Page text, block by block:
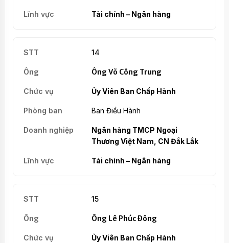
Tài chính – Ngân hàng
14
Ông Võ Công Trung
Ủy Viên Ban Chấp Hành
Ban Điều Hành
Ngân hàng TMCP Ngoại
Thương Việt Nam, CN Đắk Lắk
Tài chính – Ngân hàng
15
Ông Lê Phúc Đông
Ủy Viên Ban Chấp Hành